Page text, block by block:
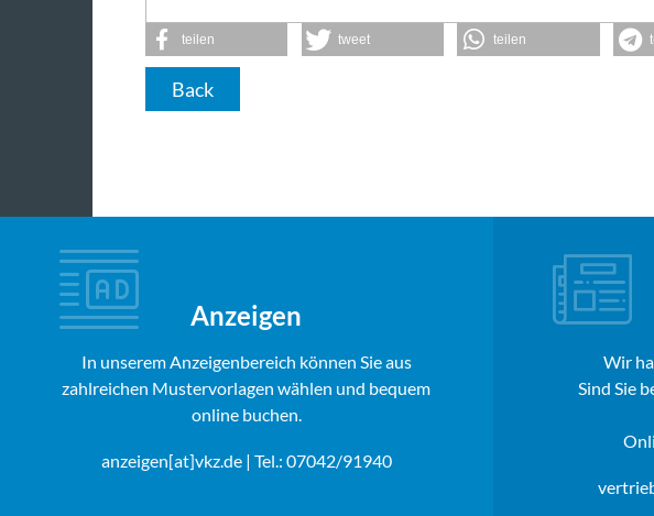
teilen tweet teilen
Back
Anzeigen
In unserem Anzeigenbereich können Sie aus
zahlreichen Mustervorlagen wählen und bequem
online buchen.
anzeigen[at]vkz.de| Tel.: 07042/91940
Wir
Sind Sie